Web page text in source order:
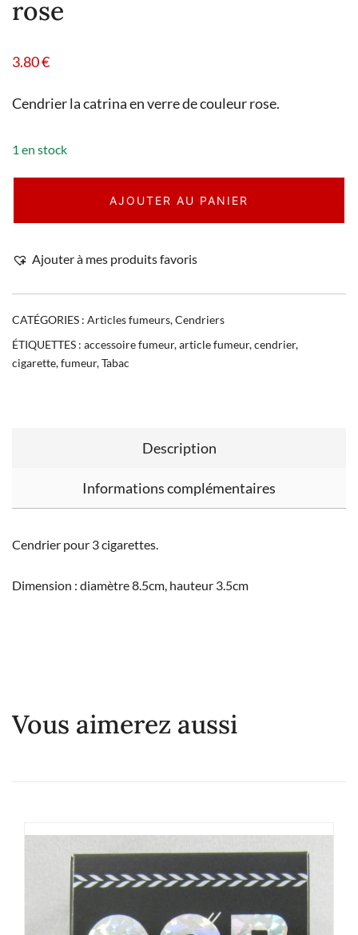
rose
3.80€
Cendrier la catrina en verre de couleur rose.
1 en stock
AJOUTER AU PANIER
Ajouter à mes produits favoris
CATÉGORIES : Articles fumeurs,Cendriers
ÉTIQUETTES : accessoire fumeur,article fumeur,cendrier,
cigarette,fumeur,Tabac
Description
Informations complémentaires
Cendrier pour 3 cigarettes.
Dimension : diamètre 8.5cm, hauteur 3.5cm
Vous aimerez aussi